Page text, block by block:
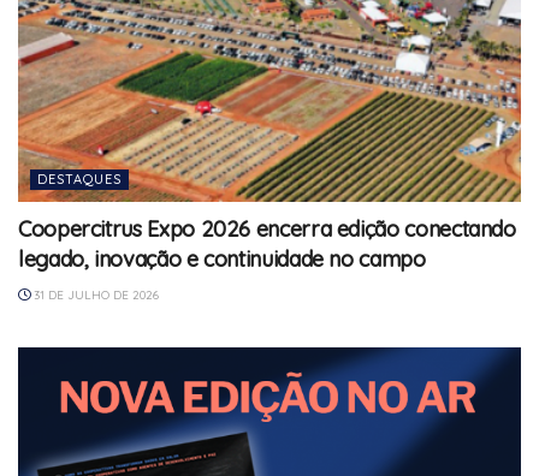
DESTAQUES
Coopercitrus Expo 2026 encerra edição conectando
legado, inovação e continuidade no campo
31 DE JULHO DE 2026